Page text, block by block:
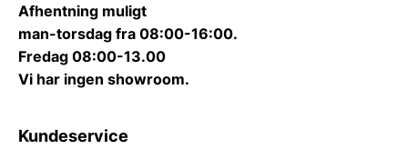
Afhentning muligt
man-torsdag fra 08:00-16:00.
Fredag 08:00-13.00
Vi har ingen showroom.
Kundeservice